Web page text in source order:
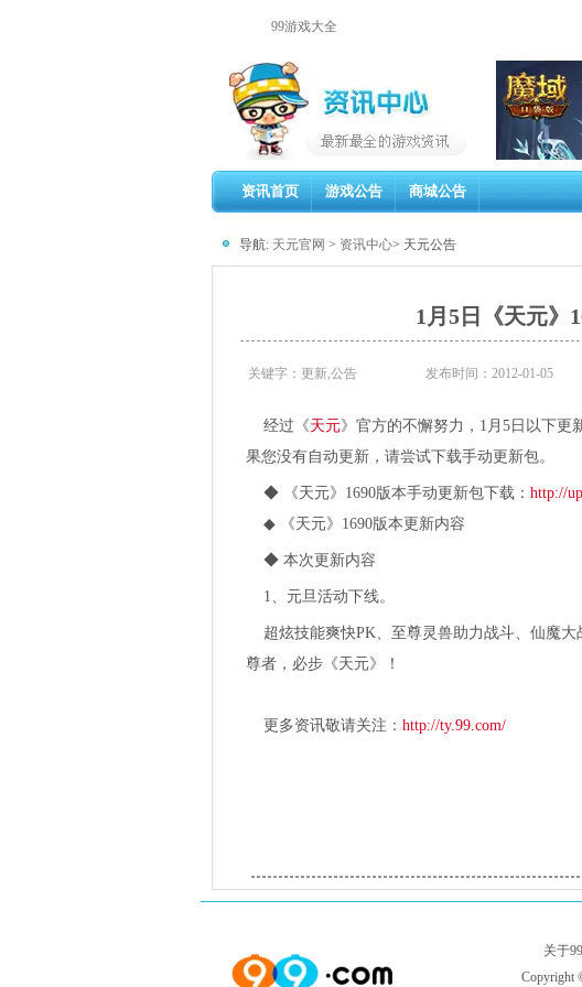
99游戏大全
资讯首页 游戏公告 商城公告
导航: 天元官网 > 资讯中心> 天元公告
1月5日《天元》
关键字：更新,公告 发布时间：2012-01-05
经过《天元》官方的不懈努力，1月5日以下更
果您没有自动更新，请尝试下载手动更新包。
◆ 《天元》1690版本手动更新包下载： http://
◆ 《天元》1690版本更新内容
◆ 本次更新内容
1、元旦活动下线。
超炫技能爽快PK、至尊灵兽助力战斗、仙魔大
尊者，必步《天元》！
更多资讯敬请关注： http://ty.99.com/
关于
Copyright